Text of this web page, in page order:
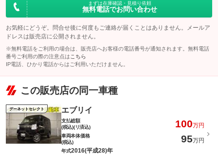
まずは在庫確認・見積り依頼
無料電話でお問い合わせ
お気軽にどうぞ。問合せ後に何度もご連絡が届くことはありません。メールア
ドレスは販売店に公開されません。
※無料電話をご利用の場合は、販売店へお客様の電話番号が通知されます。無料電話
番号ご利用の際の注意点は こちら
IP電話、ひかり電話からはご利用いただけません。
この販売店の同一車種
グーネットセレクト エブリイ
支払総額
(税込)(リ済込)
100万円
車両本体価格
(税込)
95万円
年式2016(平成28)年